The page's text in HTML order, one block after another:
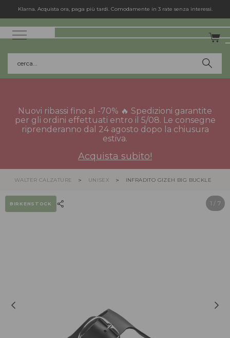
Klarna. Acquista ora, paga più tardi. Comodamente in 3 rate senza interessi.
cerca...
Nuovi ribassi fino al -70% 🔥 Spedizioni garantite
per gli ordini effettuati entro il 5/08. Le consegne
riprenderanno dal 24 agosto dopo la chiusura
estiva.
Acquista subito!
WALTER CALZATURE UNISEX INFRADITO GIZEH BIG BUCKLE
1 / 7
BIRKENSTOCK